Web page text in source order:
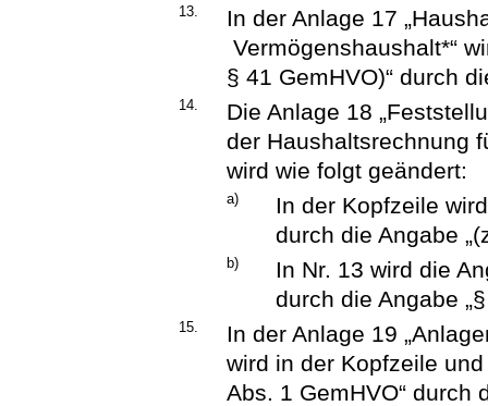
13.
In der Anlage 17
Vermögenshaushalt*“
§ 41 GemHVO)“ durch
14.
Die Anlage 18
der Haushaltsrechnung
wird wie folgt geändert:
a)
In der Kopfzeile
durch die Angabe
b)
In Nr. 13 wird die
durch die Angabe
15.
In der Anlage 19
wird in der Kopfzeile
Abs. 1 GemHVO“ durch